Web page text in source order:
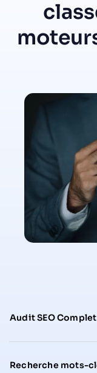
Audit SEO Complet
Recherche mots-